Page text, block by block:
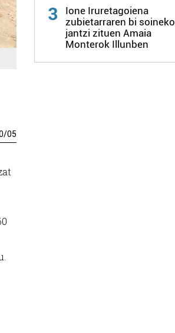
/05
3
Ione Iruretagoiena
zubietarraren bi soineko
jantzi zituen Amaia
Monterok Illunben